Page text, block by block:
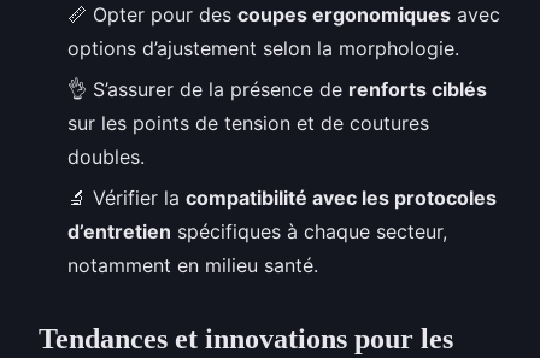
📏 Opter pour des coupes ergonomiques avec
options d’ajustement selon la morphologie.
👌 S’assurer de la présence de renforts ciblés
sur les points de tension et de coutures
doubles.
🔬 Vérifier la compatibilité avec les protocoles
d’entretien spécifiques à chaque secteur,
notamment en milieu santé.
Tendances et innovations pour les